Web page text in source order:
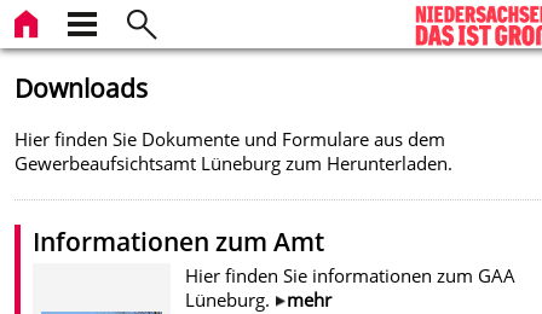
Downloads
Hier finden Sie Dokumente und Formulare aus dem
Gewerbeaufsichtsamt Lüneburg zum Herunterladen.
Informationen zum Amt
Hier finden Sie informationen zum GAA
Lüneburg.
mehr